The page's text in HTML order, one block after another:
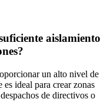
aislamiento
un alto nivel de
ideal para crear zonas
de directivos o